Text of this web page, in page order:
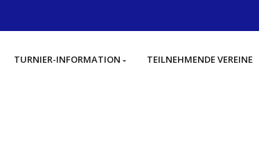
TURNIER-INFORMATION TEILNEHMENDE VEREINE